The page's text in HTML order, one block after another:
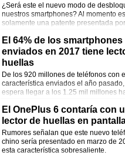
¿Será este el nuevo modo de
nuestros smartphones? Al momento es
solamente una patente presentada
El 64% de los smartphones
enviados en 2017 tiene
huellas
De los 920 millones de teléfonos con
característica enviados el año pasado,
espera llegar a los 1.25 mil millones
El OnePlus 6 contaría con
lector de huellas en
Rumores señalan que este nuevo
chino sería presentado en marzo de
esta característica sobresaliente.